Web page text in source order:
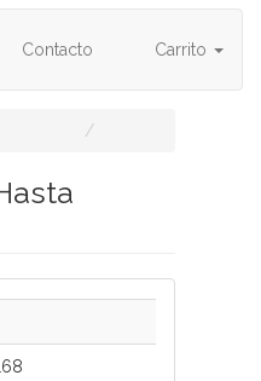
Contacto Carrito